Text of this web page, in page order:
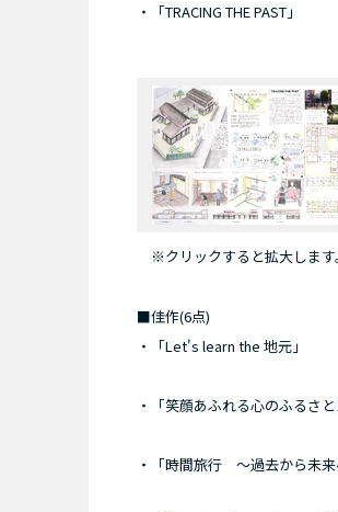
・「TRACING THE PAST」
※クリックすると拡大します
■佳作(6点)
・「Let's learn the 地元」
・「笑顔あふれる心のふるさ
・「時間旅行 ～過去から未来